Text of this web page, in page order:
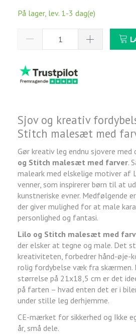
På lager, lev. 1-3 dag(e)
Sjov og kreativ
Stitch malesæt med
Gør kreativ leg endnu sjovere
og Stitch malesæt med farver.
maleark med elskelige motiver af
venner, som inspirerer børn til at
kunstneriske evner. Medfølgende
der giver mulighed for at male
personlighed og fantasi.
Lilo og Stitch malesæt med
der elsker at tegne og male. Det
kreativiteten, forbedrer hånd-øje-
rolig fordybelse væk fra skærmen.
størrelse på 21x18,5 cm er det
på farten – hvad enten det er i
under stille leg derhjemme.
CE-mærket for sikkerhed og Ikke
år, små dele.